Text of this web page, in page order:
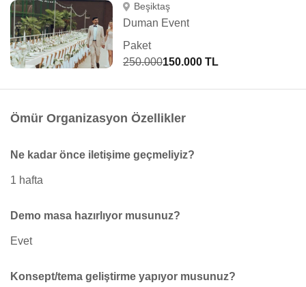
Beşiktaş
Duman Event
Paket
250.000150.000 TL
Ömür Organizasyon Özellikler
Ne kadar önce iletişime geçmeliyiz?
1 hafta
Demo masa hazırlıyor musunuz?
Evet
Konsept/tema geliştirme yapıyor musunuz?